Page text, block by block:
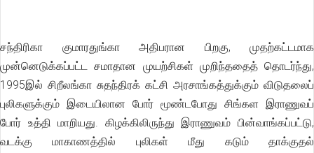
சந்திரிகா குமாரதுங்கா அதிபரான பிறகு, முதற்கட்டமாக
முன்னெடுக்கப்பட்ட சமாதான முயற்சிகள் முறிந்ததைத் தொடர்ந்து,
1995இல் சிறீலங்கா சுதந்திரக் கட்சி அரசாங்கத்துக்கும் விடுதலைப்
புலிகளுக்கும் இடையிலான போர் மூண்டபோது சிங்கள இராணுவப்
போர் உத்தி மாறியது. கிழக்கிலிருந்து இராணுவம் பின்வாங்கப்பட்டு,
வடக்கு மாகாணத்தில் புலிகள் மீது கடும் தாக்குதல்